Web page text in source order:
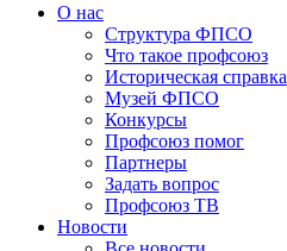
О нас
Структура ФПСО
Что такое профсоюз
Историческая справка
Музей ФПСО
Конкурсы
Профсоюз помог
Партнеры
Задать вопрос
Профсоюз ТВ
Новости